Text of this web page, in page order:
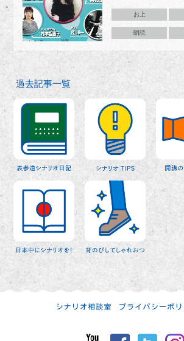
お上
朗読
過去記事一覧